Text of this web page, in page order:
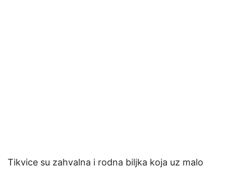
Tikvice su zahvalna i rodna biljka koja uz malo